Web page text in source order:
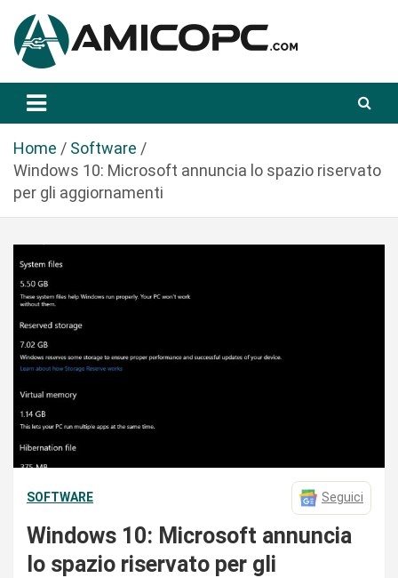
a
Amicopc.com
Home
Software
Windows 10: Microsoft annuncia lo spazio riservato
per gli aggiornamenti
SOFTWARE Seguici
Windows 10: Microsoft annuncia
lo spazio riservato per gli